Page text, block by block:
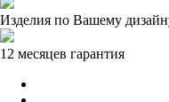
Изделия по Вашему
12 месяцев гарантия